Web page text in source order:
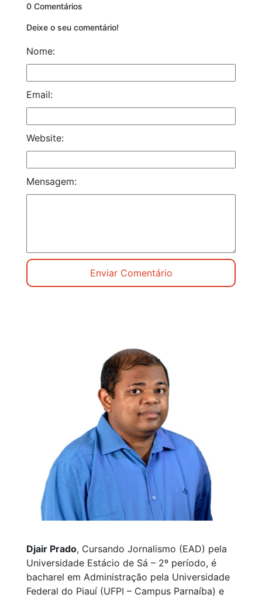
0 Comentários
Deixe o seu comentário!
Nome:
Email:
Website:
Mensagem:
Djair Prado, Cursando Jornalismo (EAD) pela
Universidade Estácio de Sá – 2º período, é
bacharel em Administração pela Universidade
Federal do Piauí (UFPI – Campus Parnaíba) e